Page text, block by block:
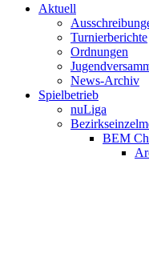
Aktuell
Turnierberichte
Ordnungen
News-Archiv
Spielbetrieb
nuLiga
BEM